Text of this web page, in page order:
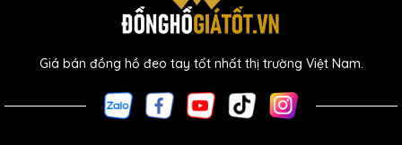
Giá bán đồng hồ đeo tay tốt nhất thị trường Việt Nam.